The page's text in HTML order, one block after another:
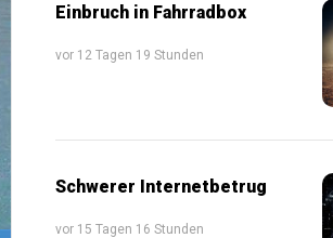
Einbruch in Fahrradbox
vor 12 Tagen 19 Stunden
Schwerer Internetbetrug
vor 15 Tagen 16 Stunden